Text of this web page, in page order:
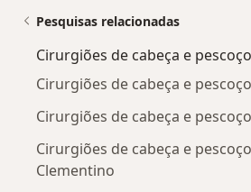
Pesquisas relacionadas
Cirurgiões de cabeça e
Cirurgiões de cabeça e
Cirurgiões de cabeça e
Cirurgiões de cabeça e
Clementino